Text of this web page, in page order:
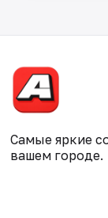
Самые яркие
вашем городе.